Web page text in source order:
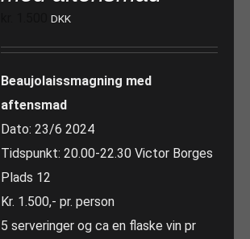
DKK
Beaujolaissmagning med
aftensmad
Dato: 23/6 2024
Tidspunkt: 20.00-22.30 Victor Borges
Plads 12
Kr. 1.500,- pr. person
5 serveringer og ca en flaske vin pr